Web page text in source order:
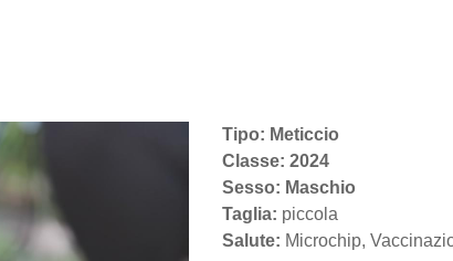
Tipo: Meticcio
Classe: 2024
Sesso: Maschio
Taglia: piccola
Salute: Microchip,